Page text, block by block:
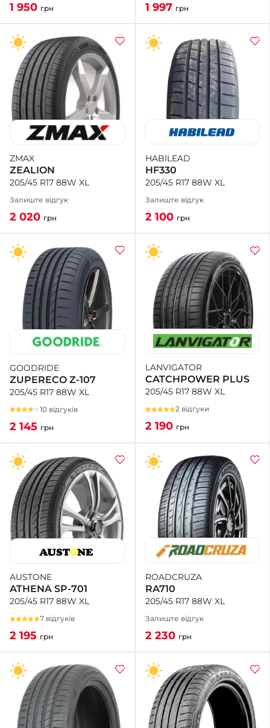
1 950 грн 1 997 грн
ZMAX
ZEALION
205/45 R17 88W XL
Залиште відгук
2 020 грн
HABILEAD
HF330
205/45 R17 88W XL
Залиште відгук
2 100 грн
GOODRIDE
ZUPERECO Z-107
205/45 R17 88W XL
10 відгуків
2 145 грн
LANVIGATOR
CATCHPOWER PLUS
205/45 R17 88W XL
2 відгуки
2 190 грн
AUSTONE
ATHENA SP-701
205/45 R17 88W XL
7 відгуків
2 195 грн
ROADCRUZA
RA710
205/45 R17 88W XL
Залиште відгук
2 230 грн